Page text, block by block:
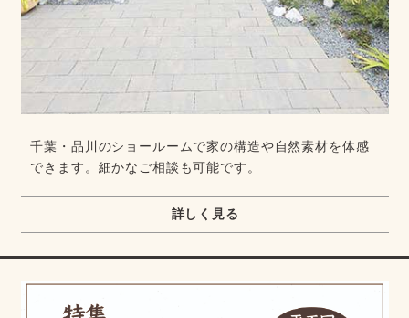
千葉・品川のショールームで家の構造や自然素材を体感
できます。細かなご相談も可能です。
詳しく見る